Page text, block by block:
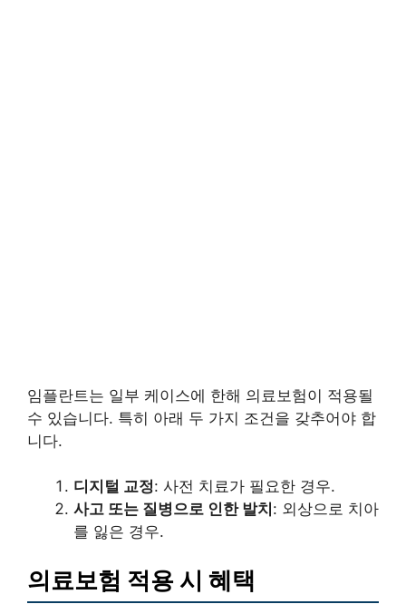
임플란트는 일부 케이스에 한해 의료보험이 적용될
수 있습니다. 특히 아래 두 가지 조건을 갖추어야 합
니다.
디지털 교정: 사전 치료가 필요한 경우.
사고 또는 질병으로 인한 발치 : 외상으로 치아
를 잃은 경우.
의료보험 적용 시 혜택